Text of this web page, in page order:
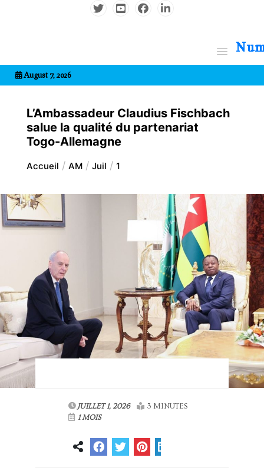
August 7, 2026
L’Ambassadeur Claudius Fischbach
salue la qualité du partenariat
Togo-Allemagne
Accueil AM Juil 1
JUILLET 1, 2026
3 MINUTES
1 MOIS